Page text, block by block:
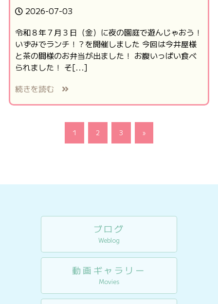
2026-07-03
令和８年７月３日（金）に夜の園庭で遊んじゃおう！
いずみでランチ！？を開催しました 今回は今井屋様
と茶の間様のお弁当が出ました！ お腹いっぱい食べ
られました！ そ[...]
続きを読む
1 2 3 »
ブログ
Weblog
動画ギャラリー
Movies